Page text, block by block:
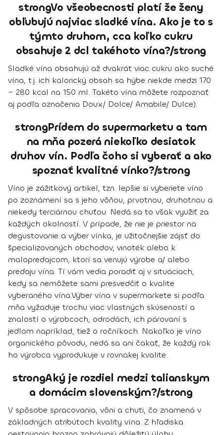
strongVo všeobecnosti platí že ženy
obľubujú najviac sladké vína. Ako je to s
týmto druhom, cca koľko cukru
obsahuje 2 dcl takéhoto vína?/strong
Sladké vína obsahujú až dvakrát viac cukru ako suché
vína, t.j. ich kalorický obsah sa hýbe niekde medzi 170
– 280 kcal na 150 ml. Takéto vína môžete rozpoznať
aj podľa označenia Doux/ Dolce/ Amabile/ Dulce).
strongPrídem do supermarketu a tam
na mňa pozerá niekoľko desiatok
druhov vín. Podľa čoho si vyberať a ako
spoznať kvalitné vínko?/strong
Víno je zážitkový artikel, tzn. lepšie si vyberiete víno
po zoznámení sa s jeho vôňou, prvotnou, druhotnou a
niekedy terciárnou chuťou. Nedá sa to však využiť za
každých okolností. V prípade, že nie je priestor na
degustovanie a výber vínka, je užitočnejšie zájsť do
špecializovaných obchodov, vinoték alebo k
malopredajcom, ktorí sa venujú výrobe a/ alebo
predaju vína. Tí vám vedia poradiť aj v situáciach,
kedy sa nemôžete sami presvedčiť o kvalite
vyberaného vína.Výber vína v supermarkete si podľa
mňa vyžaduje trochu viac vlastných skúseností a
znalostí o výrobcoch, odrodách, ich párovaní s
jedlom napríklad, tiež o ročníkoch. Nakoľko je víno
organického pôvodu, nedá sa ani čakať, že každý rok
ho výrobca vyprodukuje v rovnakej kvalite.
strongAký je rozdiel medzi talianskym
a domácim slovenským?/strong
V spôsobe spracovania, vôni a chuti, čo znamená v
základných atribútoch kvality vína. Z hľadiska